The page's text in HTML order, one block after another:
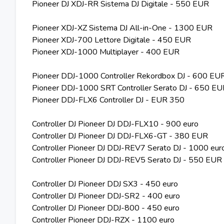
Pioneer DJ XDJ-RR Sistema DJ Digitale - 550 EUR
Pioneer XDJ-XZ Sistema DJ All-in-One - 1300 EUR
Pioneer XDJ-700 Lettore Digitale - 450 EUR
Pioneer XDJ-1000 Multiplayer - 400 EUR
Pioneer DDJ-1000 Controller Rekordbox DJ - 600
Pioneer DDJ-1000 SRT Controller Serato DJ - 650
Pioneer DDJ-FLX6 Controller DJ - EUR 350
Controller DJ Pioneer DJ DDJ-FLX10 - 900 euro
Controller DJ Pioneer DJ DDJ-FLX6-GT - 380 EUR
Controller Pioneer DJ DDJ-REV7 Serato DJ - 1000
Controller Pioneer DJ DDJ-REV5 Serato DJ - 550 EUR
Controller DJ Pioneer DDJ SX3 - 450 euro
Controller DJ Pioneer DDJ-SR2 - 400 euro
Controller DJ Pioneer DDJ-800 - 450 euro
Controller Pioneer DDJ-RZX - 1100 euro